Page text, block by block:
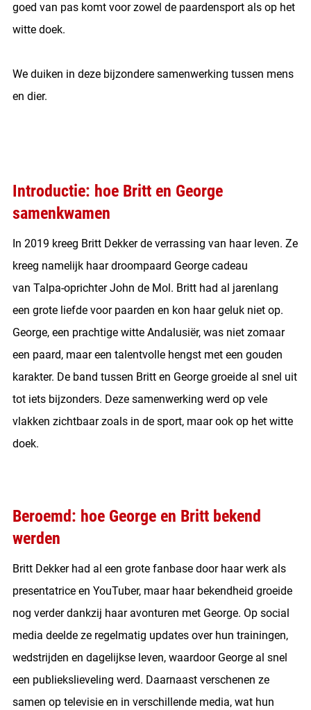
goed van pas komt voor zowel de paardensport als op het
witte doek.
We duiken in deze bijzondere samenwerking tussen mens
en dier.
Introductie: hoe Britt en George
samenkwamen
In 2019 kreeg Britt Dekker de verrassing van haar leven. Ze
kreeg namelijk haar droompaard George cadeau
van Talpa-oprichter John de Mol. Britt had al jarenlang
een grote liefde voor paarden en kon haar geluk niet op.
George, een prachtige witte Andalusiër, was niet zomaar
een paard, maar een talentvolle hengst met een gouden
karakter. De band tussen Britt en George groeide al snel uit
tot iets bijzonders. Deze samenwerking werd op vele
vlakken zichtbaar zoals in de sport, maar ook op het witte
doek.
Beroemd: hoe George en Britt bekend
werden
Britt Dekker had al een grote fanbase door haar werk als
presentatrice en YouTuber, maar haar bekendheid groeide
nog verder dankzij haar avonturen met George. Op social
media deelde ze regelmatig updates over hun trainingen,
wedstrijden en dagelijkse leven, waardoor George al snel
een publiekslieveling werd. Daarnaast verschenen ze
samen op televisie en in verschillende media, wat hun